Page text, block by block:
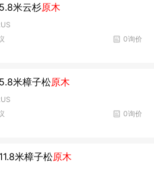
米云杉原木
0询价
米樟子松原木
0询价
米樟子松原木